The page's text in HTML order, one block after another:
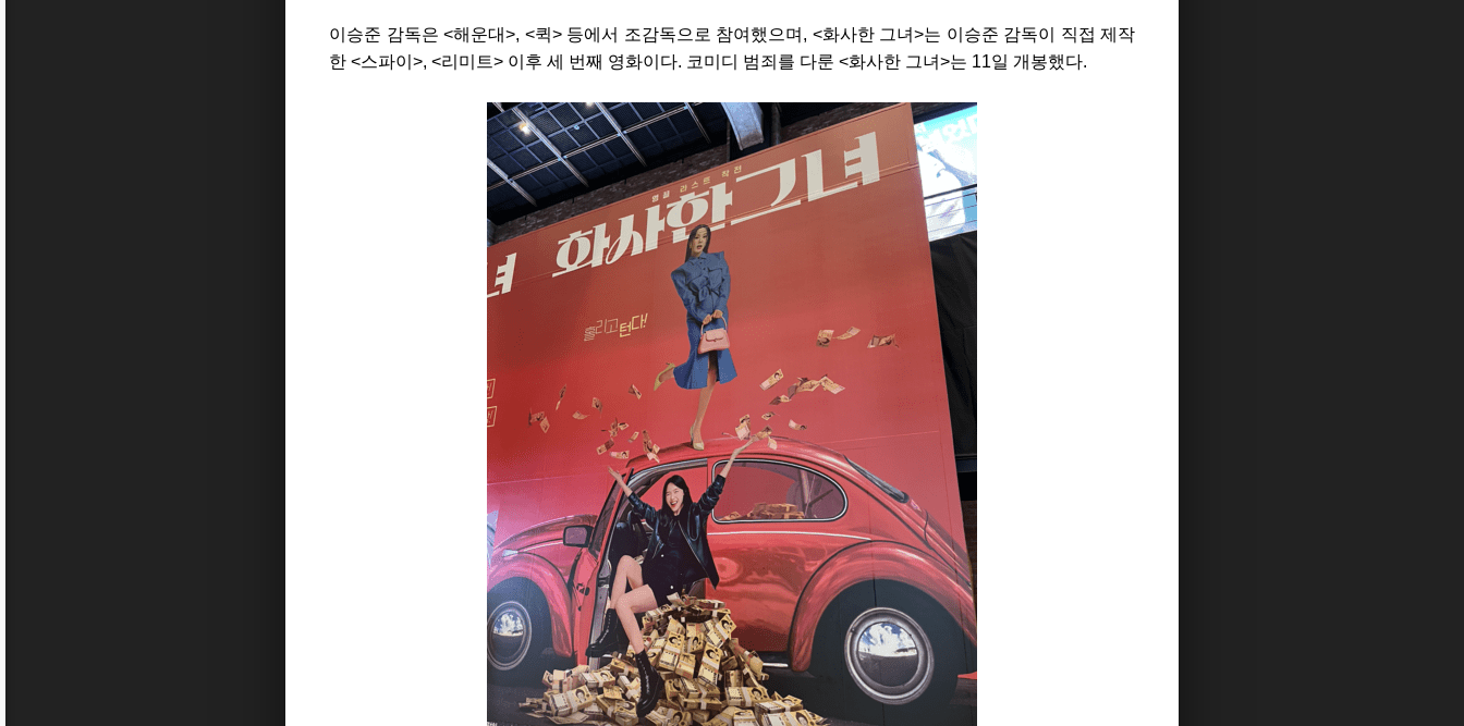
이승준 감독은 <해운대>, <퀵> 등에서 조감독으로 참여했으며, <화사한 그녀>는 이승준 감독이 직접 제작
한 <스파이>, <리미트> 이후 세 번째 영화이다. 코미디 범죄를 다룬 <화사한 그녀>는 11일 개봉했다.